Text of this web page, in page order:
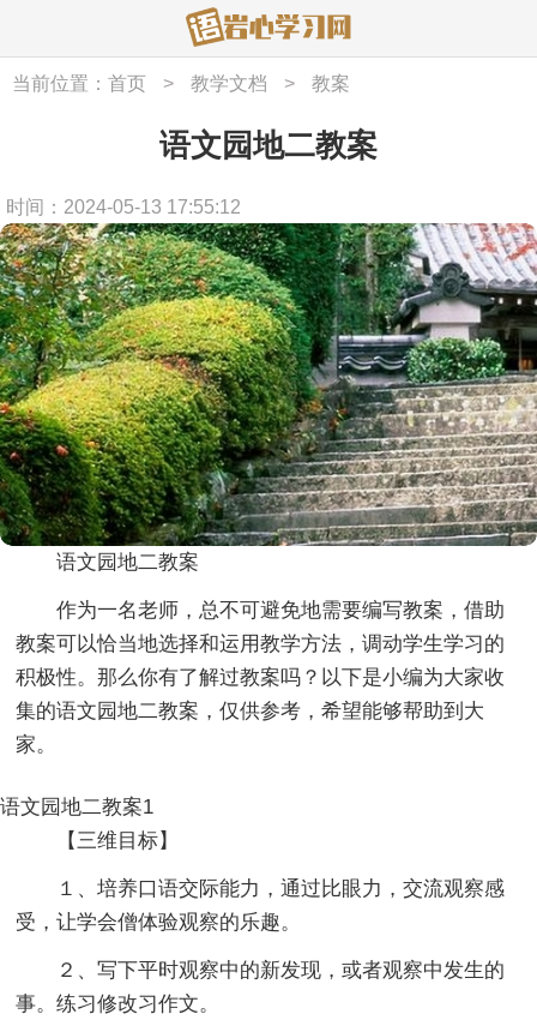
当前位置： 首页 > 教学文档 > 教案
语文园地二教案
时间：2024-05-13 17:55:12
语文园地二教案
作为一名老师，总不可避免地需要编写教案，借助
教案可以恰当地选择和运用教学方法，调动学生学习的
积极性。那么你有了解过教案吗？以下是小编为大家收
集的语文园地二教案，仅供参考，希望能够帮助到大
家。
语文园地二教案1
【三维目标】
１、培养口语交际能力，通过比眼力，交流观察感
受，让学会僧体验观察的乐趣。
２、写下平时观察中的新发现，或者观察中发生的
事。练习修改习作文。